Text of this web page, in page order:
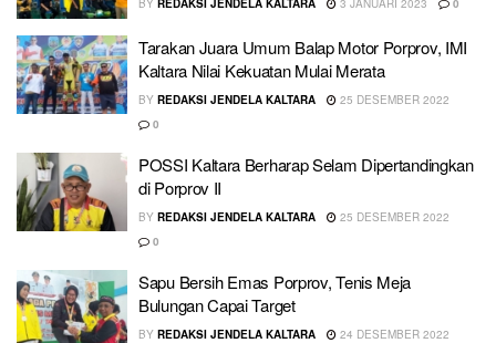
BY REDAKSI JENDELA KALTARA 3 JANUARI 2023 0
Tarakan Juara Umum Balap Motor Porprov, IMI
Kaltara Nilai Kekuatan Mulai Merata
BY REDAKSI JENDELA KALTARA
25 DESEMBER 2022
0
POSSI Kaltara Berharap Selam Dipertandingkan
di Porprov II
BY REDAKSI JENDELA KALTARA
25 DESEMBER 2022
0
Sapu Bersih Emas Porprov, Tenis Meja
Bulungan Capai Target
BY REDAKSI JENDELA KALTARA
24 DESEMBER 2022